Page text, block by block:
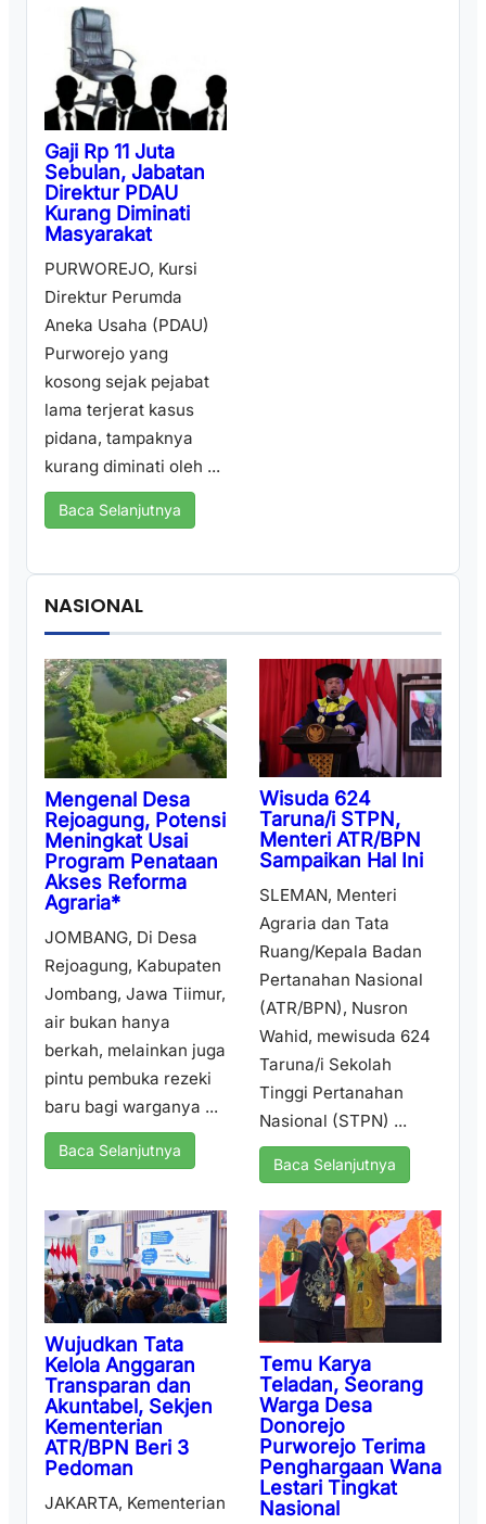
Gaji Rp 11 Juta
Sebulan, Jabatan
Direktur PDAU
Kurang Diminati
Masyarakat
PURWOREJO, Kursi
Direktur Perumda
Aneka Usaha (PDAU)
Purworejo yang
kosong sejak pejabat
lama terjerat kasus
pidana, tampaknya
kurang diminati oleh ...
Baca Selanjutnya
NASIONAL
Mengenal Desa
Rejoagung, Potensi
Meningkat Usai
Program Penataan
Akses Reforma
Agraria*
JOMBANG, Di Desa
Rejoagung, Kabupaten
Jombang, Jawa Tiimur,
air bukan hanya
berkah, melainkan juga
pintu pembuka rezeki
baru bagi warganya ...
Baca Selanjutnya
Wisuda 624
Taruna/i STPN,
Menteri ATR/BPN
Sampaikan Hal Ini
SLEMAN, Menteri
Agraria dan Tata
Ruang/Kepala Badan
Pertanahan Nasional
(ATR/BPN), Nusron
Wahid, mewisuda 624
Taruna/i Sekolah
Tinggi Pertanahan
Nasional (STPN) ...
Baca Selanjutnya
Wujudkan Tata
Kelola Anggaran
Transparan dan
Akuntabel, Sekjen
Kementerian
ATR/BPN Beri 3
Pedoman
JAKARTA, Kementerian
Temu Karya
Teladan, Seorang
Warga Desa
Donorejo
Purworejo Terima
Penghargaan Wana
Lestari Tingkat
Nasional